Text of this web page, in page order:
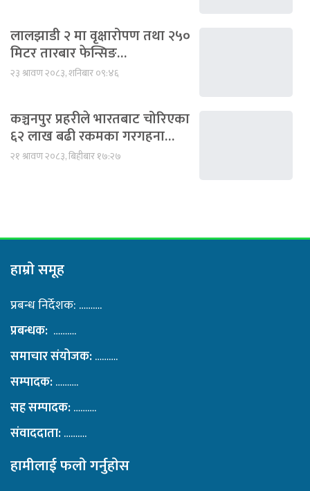
लालझाडी २ मा वृक्षारोपण तथा २५०
मिटर तारबार फेन्सिङ…
२३ श्रावण २०८३, शनिबार ०९:४६
कञ्चनपुर प्रहरीले भारतबाट चोरिएका
६२ लाख बढी रकमका गरगहना…
२१ श्रावण २०८३, बिहीबार १७:२७
हाम्राे समूह
प्रबन्ध निर्देशक: ……….
प्रबन्धक: ……….
समाचार संयोजक:……….
सम्पादक:……….
सह सम्पादक:……….
संवाददाता:……….
हामीलाई फलाे गर्नुहाेस